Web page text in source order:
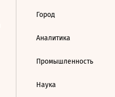
Город
Аналитика
Промышленность
Наука